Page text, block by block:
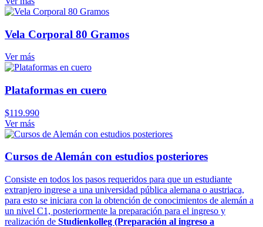
Vela Corporal 80 Gramos
Ver más
Plataformas en cuero
$119.990
Ver más
Cursos de Alemán con estudios posteriores
Consiste en todos los pasos requeridos para que un estudiante
extranjero ingrese a una universidad pública alemana o austriaca,
para esto se iniciara con la obtención de conocimientos de alemán a
un nivel C1, posteriormente la preparación para el ingreso y
realización de Studienkolleg (Preparación al ingreso a